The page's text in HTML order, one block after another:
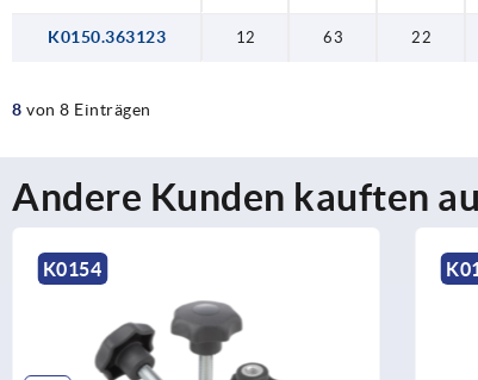
K0150.363123 12 63 22
8 von 8 Einträgen
Andere Kunden kauften
K0154